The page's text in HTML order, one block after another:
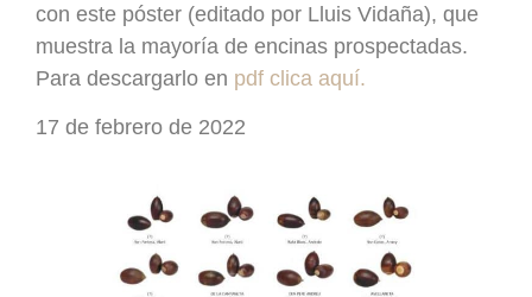
con este póster (editado por Lluis Vidaña), que
muestra la mayoría de encinas prospectadas.
Para descargarlo en pdf clica aquí.
17 de febrero de 2022